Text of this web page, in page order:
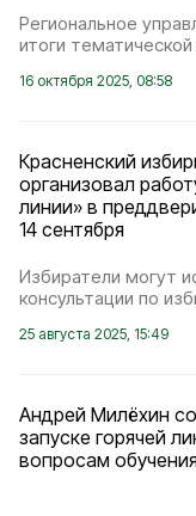
Региональное
итоги
16 октября 2025, 08:58
Красненский
организовал
линии» в
14 сентября
Избиратели могут
консультации по
25 августа 2025, 15:49
Андрей Милёхин
запуске горячей
вопросам